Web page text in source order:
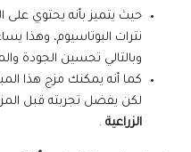
حيث يتميز بأنه يحتوي على
نترات البوتاسيوم، وهذا
وبالتالي تحسين الجودة
كما أنه يمكنك مزج هذا
لكن يفضل تجربته قبل
الزراعية .